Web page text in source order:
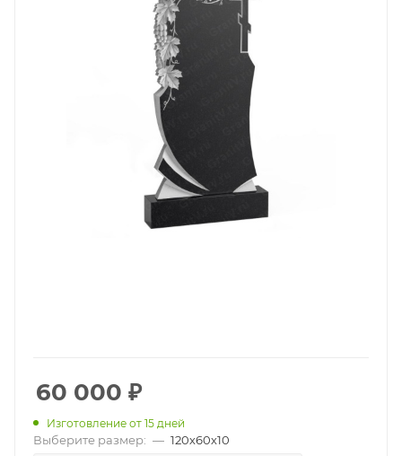
60 000 ₽
Изготовление от 15 дней
Выберите размер: — 120х60х10